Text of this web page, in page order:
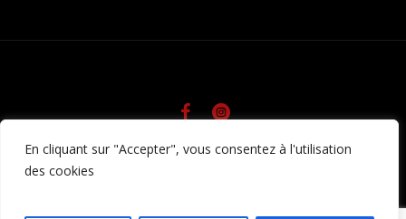
En cliquant sur "Accepter", vous consentez à l'utilisation
des cookies
Politique de confidentialité/ © Fatrat85 • Tous droits
Communication